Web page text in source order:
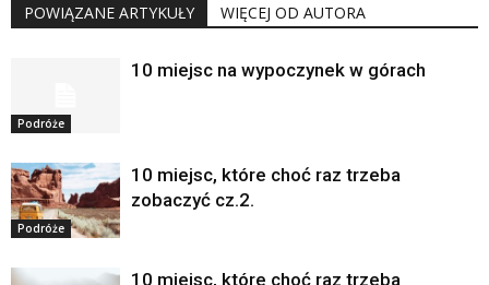
POWIĄZANE ARTYKUŁY WIĘCEJ OD AUTORA
Podróże
10 miejsc na wypoczynek w górach
Podróże
10 miejsc, które choć raz trzeba
zobaczyć cz.2.
10 miejsc, które choć raz trzeba